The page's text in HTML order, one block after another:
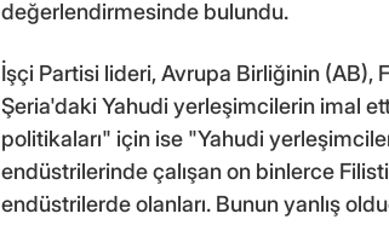
değerlendirmesinde bulundu.
İşçi Partisi lideri, Avrupa Birliğinin (AB),
Şeria'daki Yahudi yerleşimcilerin imal
politikaları" için ise "Yahudi
endüstrilerinde çalışan on binlerce
endüstrilerde olanları. Bunun yanlış